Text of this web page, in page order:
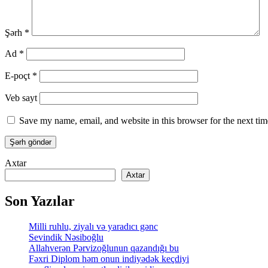
Şərh *
Ad *
E-poçt *
Veb sayt
Save my name, email, and website in this browser for the next
Axtar
Axtar
Son Yazılar
Milli ruhlu, ziyalı və yaradıcı gənc
Sevindik Nəsiboğlu
Allahverən Pərvizoğlunun qazandığı bu
Fəxri Diplom həm onun indiyədək keçdiyi